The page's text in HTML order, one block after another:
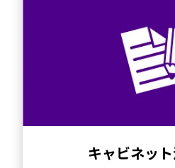
キャビネッ